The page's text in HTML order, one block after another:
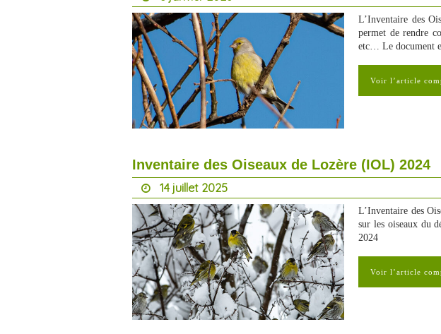
L’Inventaire des
permet de rendre
etc… Le document
Voir l’article
Inventaire des Oiseaux de Lozère (IOL) 2024
14 juillet 2025
L’Inventaire des
sur les oiseaux du
2024
Voir l’article